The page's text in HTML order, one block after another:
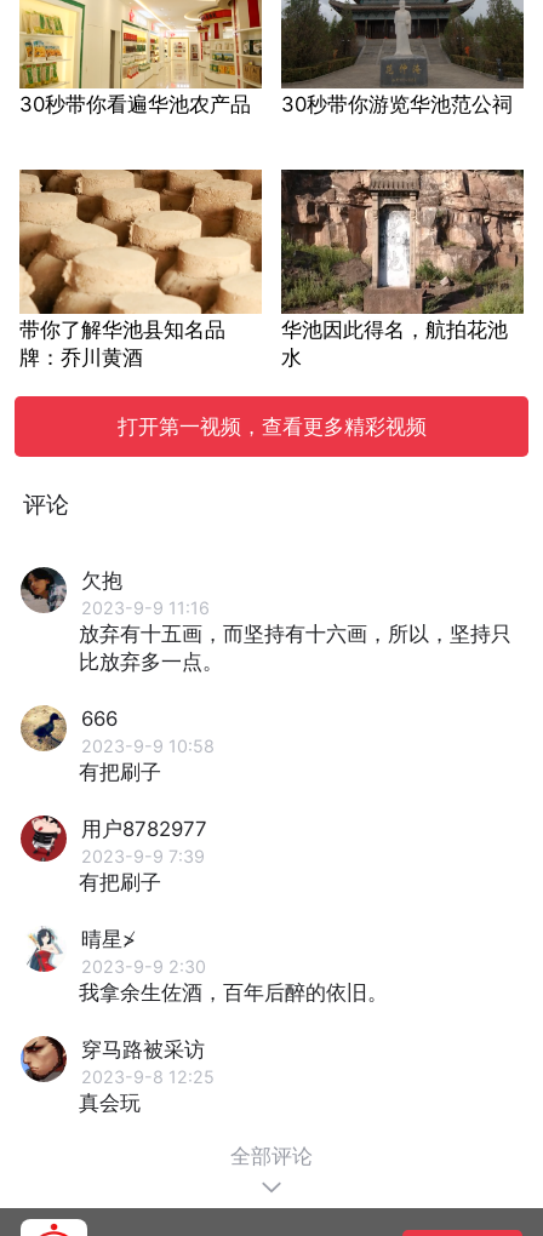
30秒带你看遍华池农产品 30秒带你游览华池范公祠
带你了解华池县知名品
牌：乔川黄酒
华池因此得名，航拍花池
水
打开第一视频，查看更多精彩视频
评论
欠抱
2023-9-9 11:16
放弃有十五画，而坚持有十六画，所以，坚持只
比放弃多一点。
666
2023-9-9 10:58
有把刷子
用户8782977
2023-9-9 7:39
有把刷子
晴星≯
2023-9-9 2:30
我拿余生佐酒，百年后醉的依旧。
穿马路被采访
2023-9-8 12:25
真会玩
全部评论